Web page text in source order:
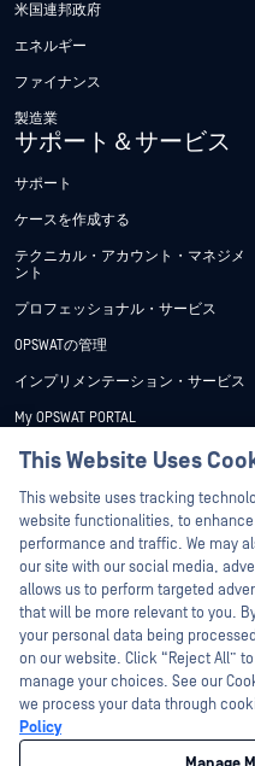
米国連邦政府
エネルギー
ファイナンス
製造業
サポート＆サービス
サポート
ケースを作成する
テクニカル・アカウント・マネジメ
ント
プロフェッショナル・サービス
OPSWATの管理
インプリメンテーション・サービス
My OPSWAT PORTAL
技術文書
トレーニング
脆弱性対策プログラム
パートナー
認証
テクノロジー・パートナー
OPSWAT チャネル パートナー
©2026OPSWAT . All rights
MetaAccess、OPSWAT 、Trust no
World's Critical Infrastructure、Deep
This Website Uses
This website uses tracking
website functionalities, to
performance and traffic. We may
our site with our social media,
allows us to perform targeted
that will be more relevant to you.
your personal data being
on our website. Click “Reject All”
manage your choices. See our
we process your data through
Policy
Hey
I'm Ozzy,
How can
today?